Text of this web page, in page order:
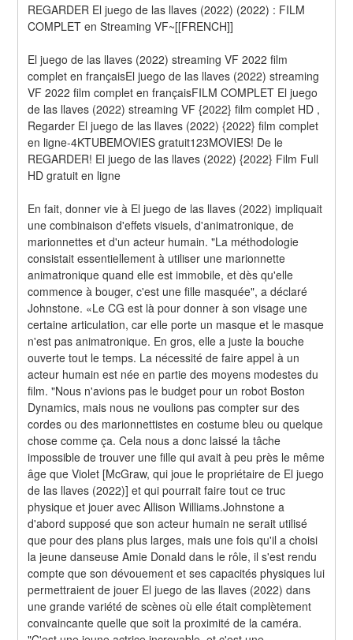
REGARDER El juego de las llaves (2022) (2022) : FILM
COMPLET en Streaming VF~[[FRENCH]]
El juego de las llaves (2022) streaming VF 2022 film
complet en françaisEl juego de las llaves (2022) streaming
VF 2022 film complet en françaisFILM COMPLET El juego
de las llaves (2022) streaming VF {2022} film complet HD ,
Regarder El juego de las llaves (2022) {2022} film complet
en ligne-4KTUBEMOVIES gratuit123MOVIES! De le
REGARDER! El juego de las llaves (2022) {2022} Film Full
HD gratuit en ligne
En fait, donner vie à El juego de las llaves (2022) impliquait
une combinaison d'effets visuels, d'animatronique, de
marionnettes et d'un acteur humain. "La méthodologie
consistait essentiellement à utiliser une marionnette
animatronique quand elle est immobile, et dès qu'elle
commence à bouger, c'est une fille masquée", a déclaré
Johnstone. «Le CG est là pour donner à son visage une
certaine articulation, car elle porte un masque et le masque
n'est pas animatronique. En gros, elle a juste la bouche
ouverte tout le temps. La nécessité de faire appel à un
acteur humain est née en partie des moyens modestes du
film. "Nous n'avions pas le budget pour un robot Boston
Dynamics, mais nous ne voulions pas compter sur des
cordes ou des marionnettistes en costume bleu ou quelque
chose comme ça. Cela nous a donc laissé la tâche
impossible de trouver une fille qui avait à peu près le même
âge que Violet [McGraw, qui joue le propriétaire de El juego
de las llaves (2022)] et qui pourrait faire tout ce truc
physique et jouer avec Allison Williams.Johnstone a
d'abord supposé que son acteur humain ne serait utilisé
que pour des plans plus larges, mais une fois qu'il a choisi
la jeune danseuse Amie Donald dans le rôle, il s'est rendu
compte que son dévouement et ses capacités physiques lui
permettraient de jouer El juego de las llaves (2022) dans
une grande variété de scènes où elle était complètement
convaincante quelle que soit la proximité de la caméra.